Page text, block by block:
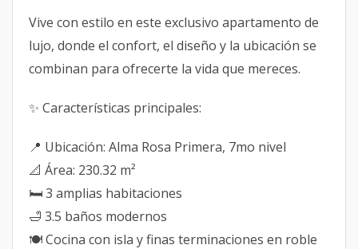
Vive con estilo en este exclusivo apartamento de
lujo, donde el confort, el diseño y la ubicación se
combinan para ofrecerte la vida que mereces.
✨ Características principales:
📍 Ubicación: Alma Rosa Primera, 7mo nivel
📐 Área: 230.32 m²
🛏️ 3 amplias habitaciones
🛁 3.5 baños modernos
🍽️ Cocina con isla y finas terminaciones en roble